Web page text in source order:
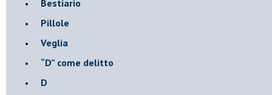
Bestiario
Pillole
Veglia
​“D” come delitto
D